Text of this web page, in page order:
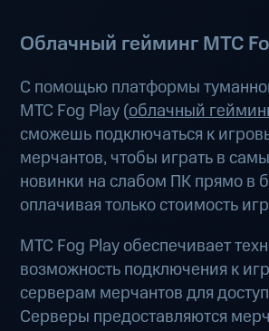
Облачный гейминг МТС
С помощью платформы
МТС Fog Play (облачный
сможешь подключаться к
мерчантов, чтобы играть в
новинки на слабом ПК прямо в
оплачивая только стоимость
МТС Fog Play обеспечивает
возможность подключения к
серверам мерчантов для
Серверы предоставляются